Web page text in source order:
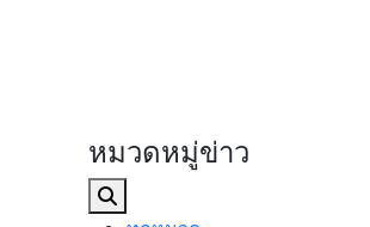
หมวดหมู่ข่าว